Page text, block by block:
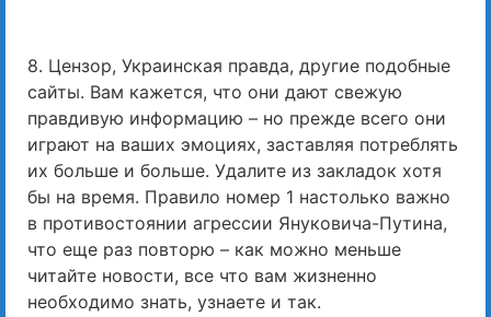
8. Цензор, Украинская правда, другие подобные
сайты. Вам кажется, что они дают свежую
правдивую информацию – но прежде всего они
играют на ваших эмоциях, заставляя потреблять
их больше и больше. Удалите из закладок хотя
бы на время. Правило номер 1 настолько важно
в противостоянии агрессии Януковича-Путина,
что еще раз повторю – как можно меньше
читайте новости, все что вам жизненно
необходимо знать, узнаете и так.